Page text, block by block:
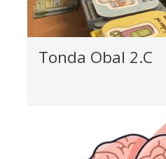
Tonda Obal 2.C